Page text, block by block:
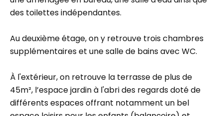
des toilettes indépendantes.
Au deuxième étage, on y retrouve trois chambres
supplémentaires et une salle de bains avec WC.
À l'extérieur, on retrouve la terrasse de plus de
45m², l’espace jardin à l'abri des regards doté de
différents espaces offrant notamment un bel